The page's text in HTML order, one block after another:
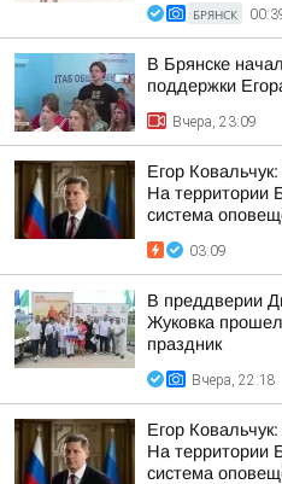
БРЯНСК
В Брянске
поддержки
Вчера, 23:09
Егор
На территории
система
03:09
В преддверии
Жуковка
праздник
Вчера, 22:18
Егор
На территории
система